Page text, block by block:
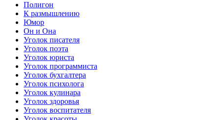
Полигон
К размышлению
Юмор
Он и Она
Уголок писателя
Уголок поэта
Уголок юриста
Уголок программиста
Уголок бухгалтера
Уголок психолога
Уголок кулинара
Уголок здоровья
Уголок воспитателя